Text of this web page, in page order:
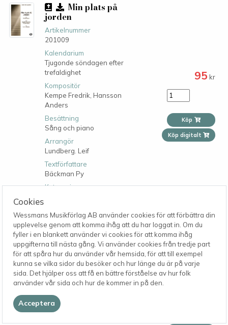
Cookies
Wessmans Musikförlag AB använder cookies för att förbättra din
upplevelse genom att komma ihåg att du har loggat in. Om du
fyller i en blankett använder vi cookies för att komma ihåg
uppgifterna till nästa gång. Vi använder cookies från tredje part
för att spåra hur du använder vår hemsida, för att till exempel
kunna se vilka sidor du besöker och hur länge du är på varje
sida. Det hjälper oss att få en bättre förståelse av hur folk
använder vår sida och hur de kommer in på den.
Acceptera
Min plats på
jorden
Artikelnummer
201009
Kalendarium
Tjugonde söndagen efter
trefaldighet
Kompositör
Kempe Fredrik, Hansson
Anders
Besättning
Sång och piano
Arrangör
Lundberg. Leif
Textförfattare
Bäckman Py
Kategori
Solosång
95 kr
Köp
Köp digitalt
Min vän är min
Artikelnummer
9021
Kompositör
Dicander Jörgen
Besättning